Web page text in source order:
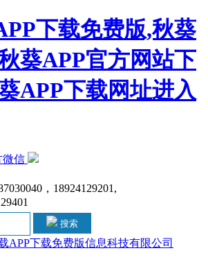
下载免费版,秋葵
葵APP官方网站下
APP下载网址进入
微信
，18924129201,
搜索